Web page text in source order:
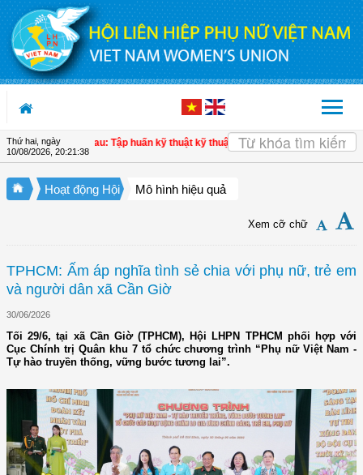
Truy cập nội dung luôn
Thứ hai, ngày
10/08/2026, 20:21:39
Cà Mau: Tập huấn kỹ thuật kỹ thuật trồng rau màu an toàn cho hội viên
Hoạt động Hội Mô hình hiệu quả
Xem cỡ chữ
TPHCM: Ấm áp nghĩa tình sẻ chia với phụ nữ, trẻ em
và người dân xã Cần Giờ
30/06/2026
Tối 29/6, tại xã Cần Giờ (TPHCM), Hội LHPN TPHCM phối hợp với
Cục Chính trị Quân khu 7 tổ chức chương trình “Phụ nữ Việt Nam -
Tự hào truyền thống, vững bước tương lai”.